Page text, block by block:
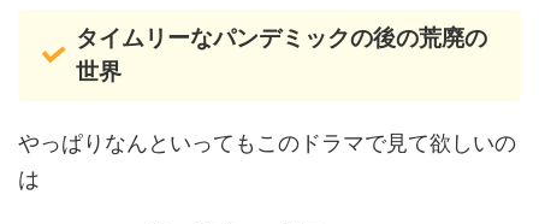
タイムリーなパンデミックの後の荒廃の
世界
やっぱりなんといってもこのドラマで見て欲しいの
は